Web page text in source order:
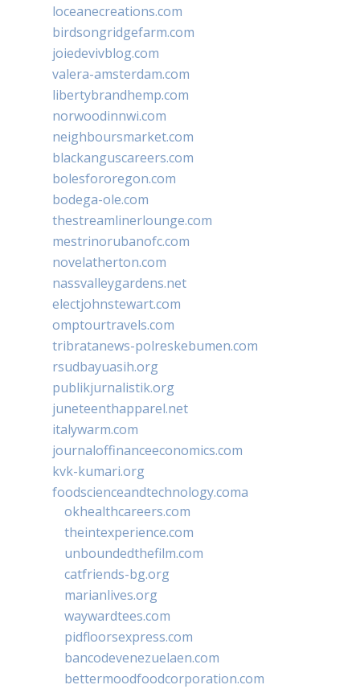
loceanecreations.com
birdsongridgefarm.com
joiedevivblog.com
valera-amsterdam.com
libertybrandhemp.com
norwoodinnwi.com
neighboursmarket.com
blackanguscareers.com
bolesfororegon.com
bodega-ole.com
thestreamlinerlounge.com
mestrinorubanofc.com
novelatherton.com
nassvalleygardens.net
electjohnstewart.com
omptourtravels.com
tribratanews-polreskebumen.com
rsudbayuasih.org
publikjurnalistik.org
juneteenthapparel.net
italywarm.com
journaloffinanceeconomics.com
kvk-kumari.org
foodscienceandtechnology.coma
okhealthcareers.com
theintexperience.com
unboundedthefilm.com
catfriends-bg.org
marianlives.org
waywardtees.com
pidfloorsexpress.com
bancodevenezuelaen.com
bettermoodfoodcorporation.com